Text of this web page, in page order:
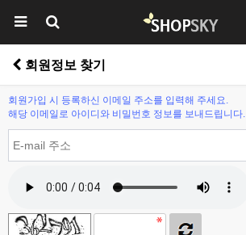
회원정보 찾기
회원가입 시 등록하신 이메일 주소를 입력해 주세요.
해당 이메일로 아이디와 비밀번호 정보를 보내드립니다.